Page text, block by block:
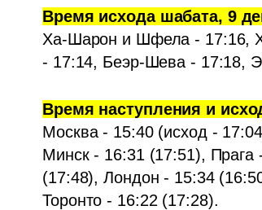
Время исхода шабата, 9
Ха-Шарон и Шфела - 17:16,
- 17:14, Беэр-Шева - 17:18,
Время наступления и
Москва - 15:40 (исход -
Минск - 16:31 (17:51),
(17:48), Лондон - 15:34
Торонто - 16:22 (17:28).